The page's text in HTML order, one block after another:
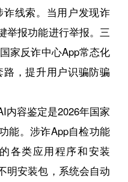
线索。当用户发现诈
举报功能进行举报。三
家反诈中心App常态化
，提升用户识骗防骗
容鉴定是2026年国家
能。涉诈App自检功能
各类应用程序和安装
明安装包，系统会自动